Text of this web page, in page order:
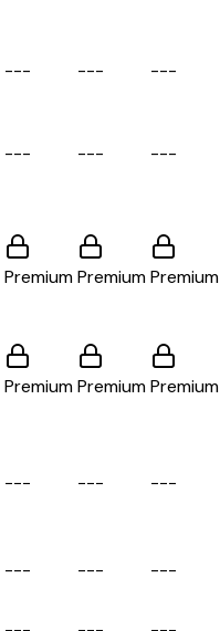
--- --- ---
--- --- ---
PremiumPremiumPremium
PremiumPremiumPremium
--- --- ---
--- --- ---